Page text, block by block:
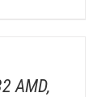
AMD,